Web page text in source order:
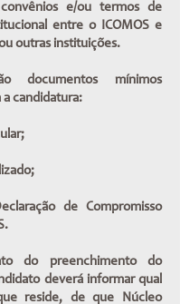
e/ou termos de
entre o ICOMOS e
outras instituições.
documentos mínimos
a candidatura:
de Compromisso
do preenchimento do
deverá informar qual
reside, de que Núcleo